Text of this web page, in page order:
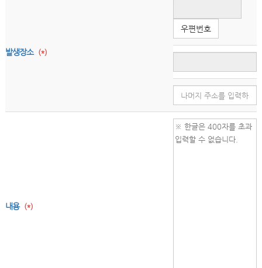
발생장소 (*)
우편번호
내용 (*)